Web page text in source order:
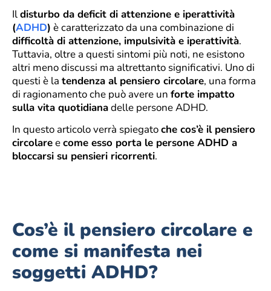
Ildisturbo da deficit di attenzione e iperattività
(ADHD) è caratterizzato da una combinazione di
difficoltà di attenzione, impulsività e iperattività.
Tuttavia, oltre a questi sintomi più noti, ne esistono
altri meno discussi ma altrettanto significativi. Uno di
questi è la tendenza al pensiero circolare, una forma
di ragionamento che può avere un forte impatto
sulla vita quotidianadelle persone ADHD.
In questo articolo verrà spiegatoche cos’è il pensiero
circolareecome esso porta le persone ADHD a
bloccarsi su pensieri ricorrenti.
Cos’è il pensiero circolare e
come si manifesta nei
soggetti ADHD?